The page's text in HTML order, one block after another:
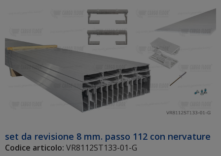
set da revisione 8 mm. passo 112 con nervature
Codice articolo: VR8112ST133-01-G